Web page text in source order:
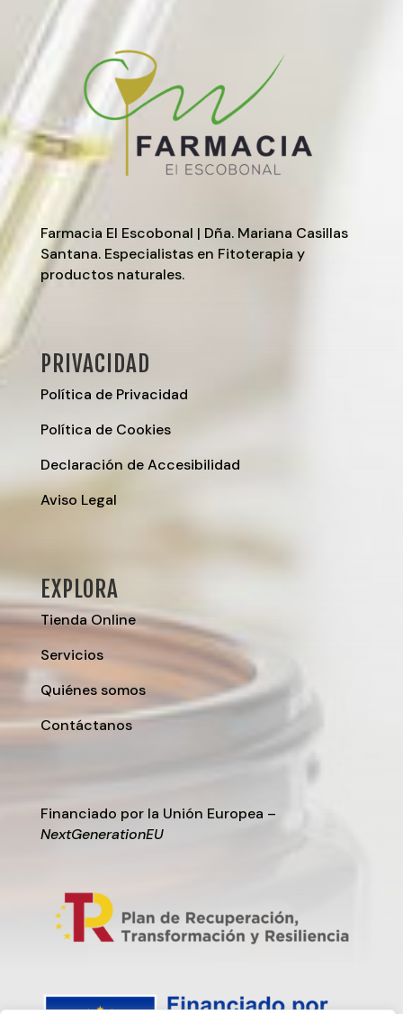
Farmacia El Escobonal | Dña. Mariana Casillas
Santana. Especialistas en Fitoterapia y
productos naturales.
PRIVACIDAD
Política de Privacidad
Política de Cookies
Declaración de Accesibilidad
Aviso Legal
EXPLORA
Tienda Online
Servicios
Quiénes somos
Contáctanos
Financiado por la Unión Europea –
NextGenerationEU